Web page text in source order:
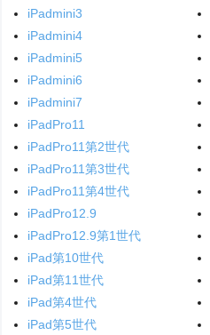
iPadmini3
iPadmini4
iPadmini5
iPadmini6
iPadmini7
iPadPro11
iPadPro11第2世代
iPadPro11第3世代
iPadPro11第4世代
iPadPro12.9
iPadPro12.9第1世代
iPad第10世代
iPad第11世代
iPad第4世代
iPad第5世代